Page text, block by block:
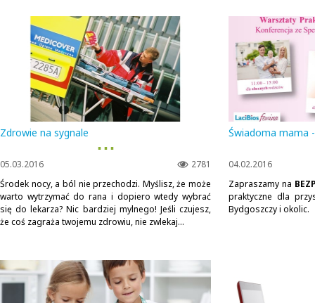
Zdrowie na sygnale
▪ ▪ ▪
2781
05.03.2016
Środek nocy, a ból nie przechodzi. Myślisz, że może
warto wytrzymać do rana i dopiero wtedy wybrać
się do lekarza? Nic bardziej mylnego! Jeśli czujesz,
że coś zagraża twojemu zdrowiu, nie zwlekaj...
Świadoma mama
04.02.2016
Zapraszamy na
praktyczne dla
Bydgoszczy i okolic.